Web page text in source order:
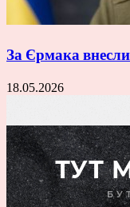
За Єрмака
18.05.2026